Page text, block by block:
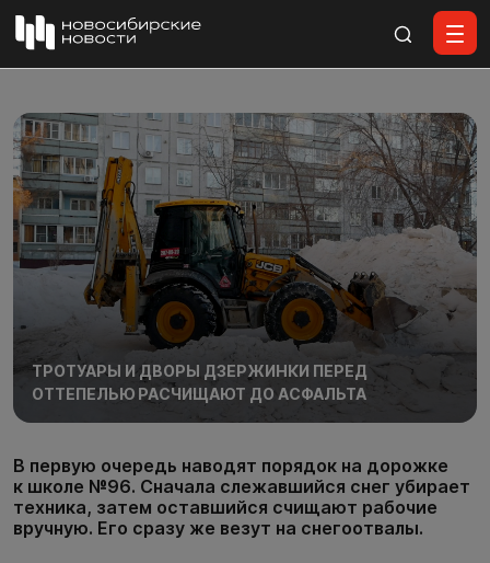
ТРОТУАРЫ И ДВОРЫ ДЗЕРЖИНКИ ПЕРЕД
ОТТЕПЕЛЬЮ РАСЧИЩАЮТ ДО АСФАЛЬТА
В первую очередь наводят порядок на дорожке
к школе №96. Сначала слежавшийся снег убирает
техника, затем оставшийся счищают рабочие
вручную. Его сразу же везут на снегоотвалы.